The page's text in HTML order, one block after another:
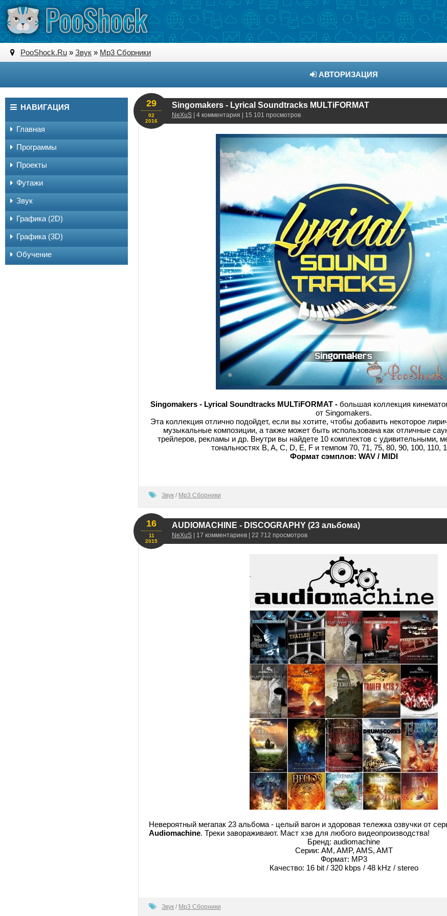
PooShock.Ru » Звук » Mp3 Сборники
АВТОРИЗАЦИЯ
Singomakers - Lyrical Soundtracks MULTiFORMAT
NeXuS | 4 комментария | 15 101 просмотров
29
02
2016
Singomakers - Lyrical Soundtracks MULTiFORMAT - большая коллекция
от Singomakers.
Эта коллекция отлично подойдет, если вы хотите, чтобы добавить некоторое
музыкальные композиции, а также может быть использована как отличные
трейлеров, рекламы и др. Внутри вы найдете 10 комплектов с удивительными,
тональностях B, A, C, D, E, F и темпом 70, 71, 75, 80, 90, 100, 110,
Формат сэмплов: WAV / MIDI
Звук / Mp3 Сборники
AUDIOMACHINE - DISCOGRAPHY (23 альбома)
NeXuS | 17 комментариев | 22 712 просмотров
16
11
2015
Невероятный мегапак 23 альбома - целый вагон и здоровая тележка озвучки от
Audiomachine. Треки завораживают. Маст хэв для любого видеопроизводства!
Бренд: audiomachine
Серии: AM, AMP, AMS, AMT
Формат: MP3
Качество: 16 bit / 320 kbps / 48 kHz / stereo
Звук / Mp3 Сборники
НАВИГАЦИЯ
Главная
Программы
Проекты
Футажи
Звук
Графика (2D)
Графика (3D)
Обучение